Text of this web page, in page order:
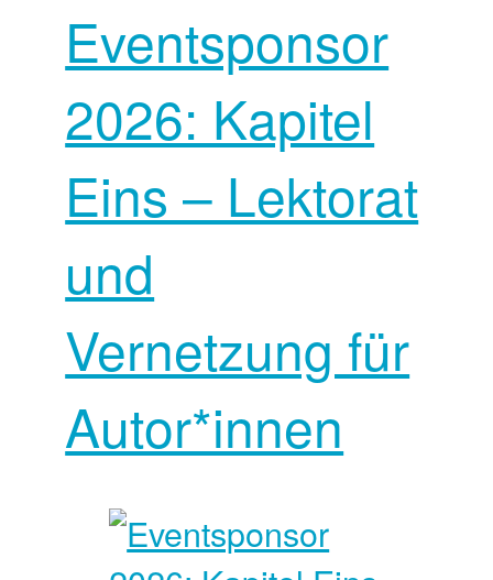
Eventsponsor
2026: Kapitel
Eins – Lektorat
und
Vernetzung für
Autor*innen